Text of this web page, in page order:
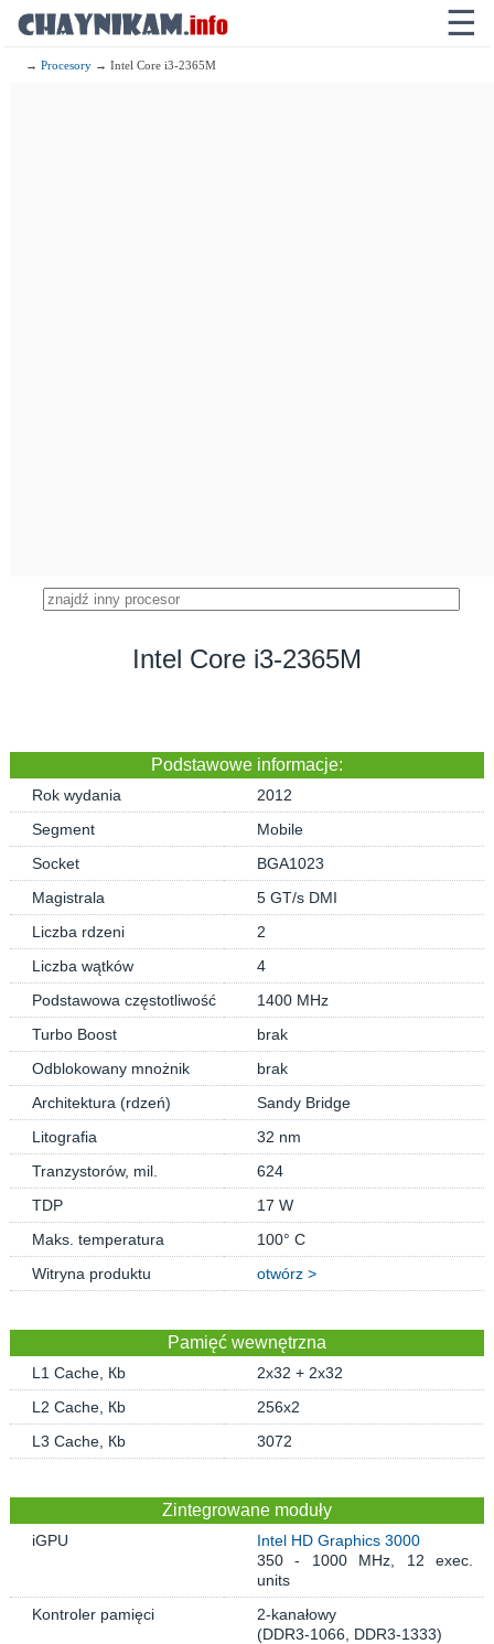
☰
→Procesory → Intel Core i3-2365M
Intel Core i3-2365M
Podstawowe informacje:
Rok wydania
2012
Segment
Mobile
Socket
BGA1023
Magistrala
5 GT/s DMI
Liczba rdzeni
2
Liczba wątków
4
Podstawowa częstotliwość
1400 MHz
Turbo Boost
brak
Odblokowany mnożnik
brak
Architektura (rdzeń)
Sandy Bridge
Litografia
32 nm
Tranzystorów, mil.
624
TDP
17 W
Maks. temperatura
100° C
Witryna produktu
otwórz >
Pamięć wewnętrzna
L1 Cache, Кb
2x32 + 2x32
L2 Cache, Кb
256x2
L3 Cache, Кb
3072
Zintegrowane moduły
iGPU
Intel HD Graphics 3000
350 - 1000 MHz, 12 exec.
units
Kontroler pamięci
2-kanałowy
(DDR3-1066, DDR3-1333)